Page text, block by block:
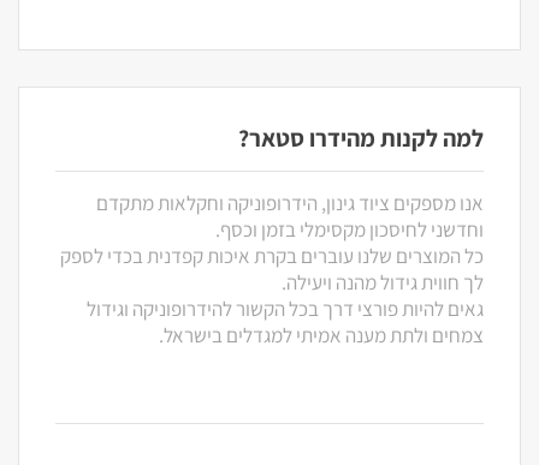
למה לקנות מהידרו סטאר?
אנו מספקים ציוד גינון, הידרופוניקה וחקלאות מתקדם
וחדשני לחיסכון מקסימלי בזמן וכסף.
כל המוצרים שלנו עוברים בקרת איכות קפדנית בכדי לספק
לך חווית גידול מהנה ויעילה.
גאים להיות פורצי דרך בכל הקשור להידרופוניקה וגידול
צמחים ולתת מענה אמיתי למגדלים בישראל.